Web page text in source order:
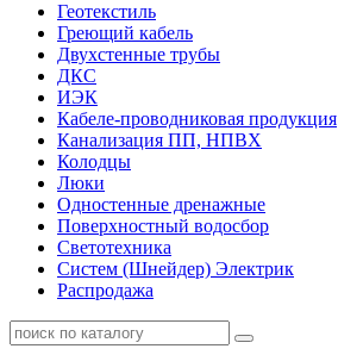
Геотекстиль
Греющий кабель
Двухстенные трубы
ДКС
ИЭК
Кабеле-проводниковая продукция
Канализация ПП, НПВХ
Колодцы
Люки
Одностенные дренажные
Поверхностный водосбор
Светотехника
Систем (Шнейдер) Электрик
Распродажа